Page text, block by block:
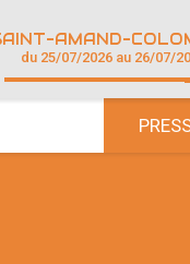
du 25/07/2026 au 26/07/